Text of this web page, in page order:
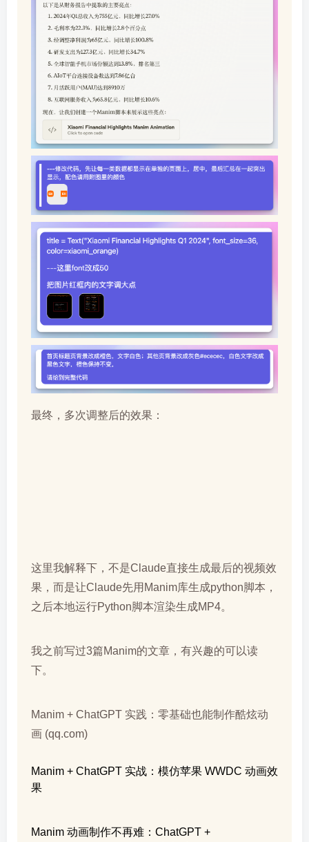
最终，多次调整后的效果：
这里我解释下，不是Claude直接生成最后的视频效
果，而是让Claude先用Manim库生成python脚本，
之后本地运行Python脚本渲染生成MP4。
我之前写过3篇Manim的文章，有兴趣的可以读
下。
Manim + ChatGPT 实践：零基础也能制作酷炫动
画 (qq.com)
Manim + ChatGPT 实战：模仿苹果 WWDC 动画效
果
Manim 动画制作不再难：ChatGPT +